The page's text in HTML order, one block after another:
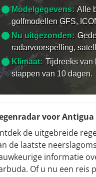
Modelgegevens: Alle
golfmodellen GFS,
Nu uitgezonden:
radarvoorspelling,
Klimaat: Tijdreeks van
stappen van 10 dagen.
voor
de uitgebreide
de laatste
informatie
Of u nu een reis